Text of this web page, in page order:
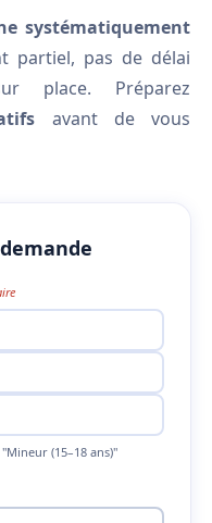
systématiquement
pas de délai
place. Préparez
avant de vous
(15–18 ans)"